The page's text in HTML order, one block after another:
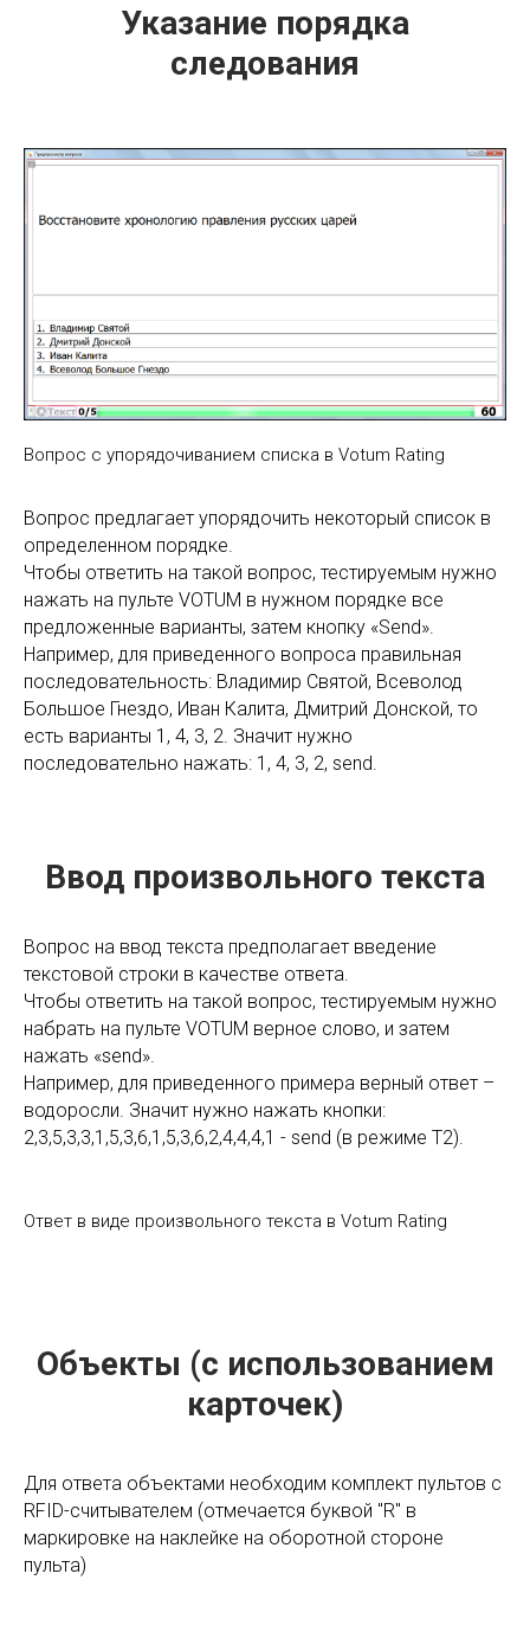
Указание порядка
следования
Вопрос с упорядочиванием списка в Votum Rating
Вопрос предлагает упорядочить некоторый список в
определенном порядке.
Чтобы ответить на такой вопрос, тестируемым нужно
нажать на пульте VOTUM в нужном порядке все
предложенные варианты, затем кнопку «Send».
Например, для приведенного вопроса правильная
последовательность: Владимир Святой, Всеволод
Большое Гнездо, Иван Калита, Дмитрий Донской, то
есть варианты 1, 4, 3, 2. Значит нужно
последовательно нажать: 1, 4, 3, 2, send.
Ввод произвольного текста
Вопрос на ввод текста предполагает введение
текстовой строки в качестве ответа.
Чтобы ответить на такой вопрос, тестируемым нужно
набрать на пульте VOTUM верное слово, и затем
нажать «send».
Например, для приведенного примера верный ответ –
водоросли. Значит нужно нажать кнопки:
2,3,5,3,3,1,5,3,6,1,5,3,6,2,4,4,4,1 - send (в режиме T2).
Ответ в виде произвольного текста в Votum Rating
Объекты (с использованием
карточек)
Для ответа объектами необходим комплект пультов с
RFID-считывателем (отмечается буквой "R" в
маркировке на наклейке на оборотной стороне
пульта)